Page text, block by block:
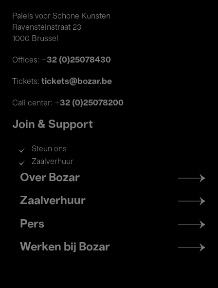
Paleis voor Schone Kunsten
Ravensteinstraat 23
1000 Brussel
Offices: +32 (0)25078430
Tickets: tickets@bozar.be
Call center: +32 (0)25078200
Join & Support
Steun ons
Zaalverhuur
Footer
menu
Over Bozar
Zaalverhuur
Pers
Werken bij Bozar